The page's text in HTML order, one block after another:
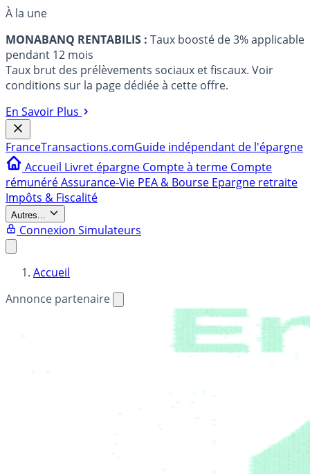
À la une
MONABANQ RENTABILIS : Taux boosté de 3% applicable
pendant 12 mois
Taux brut des prélèvements sociaux et fiscaux. Voir
conditions sur la page dédiée à cette offre.
En Savoir Plus
FranceTransactions.comGuide indépendant de l'épargne
Accueil Livret épargne Compte à terme Compte
rémunéréAssurance-Vie PEA & Bourse Epargne retraite
Impôts & Fiscalité
Autres...
Connexion Simulateurs
Accueil
Annonce partenaire